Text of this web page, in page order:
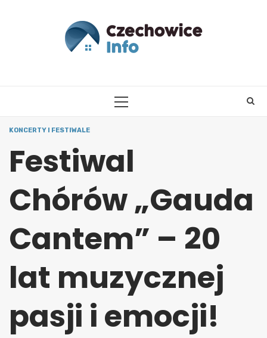
PRIMARY
KONCERTY I FESTIWALE
Festiwal
Chórów „Gauda
Cantem” – 20
lat muzycznej
pasji i emocji!